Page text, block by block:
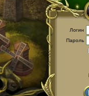
Логин
Пароль